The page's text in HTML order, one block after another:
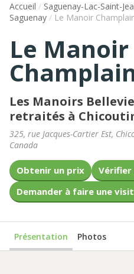
Accueil / Saguenay-Lac-Saint-
Saguenay / Le Manoir
Le Manoir
Les Manoirs Bellevie
retraités à
325, rue Jacques-Cartier Est,
Canada
Obtenir un prix
Vérifier
Demander à faire une
Présentation Photos